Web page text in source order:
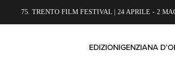
75. TRENTO FILM FESTIVAL | 24 APRILE - 2
EDIZIONIGENZIANA